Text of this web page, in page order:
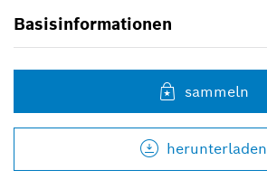
Basisinformationen
sammeln
herunterladen